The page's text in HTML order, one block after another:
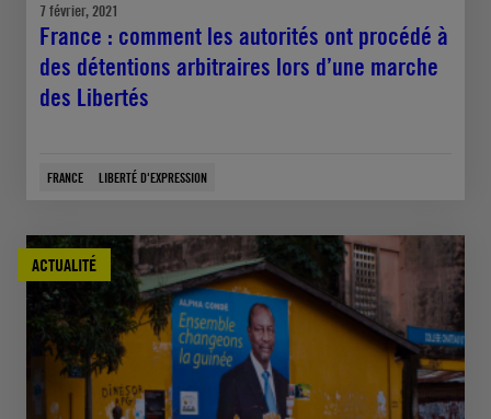
7 février, 2021
France : comment les autorités ont procédé à
des détentions arbitraires lors d’une marche
des Libertés
FRANCE LIBERTÉ D'EXPRESSION
ACTUALITÉ